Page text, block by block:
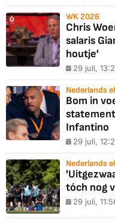
WK 2026
Chris
salaris
houtje'
29 juli,
Nederlands
Bom in
Infantino
29 juli,
Nederlands
tóch nog
29 juli,